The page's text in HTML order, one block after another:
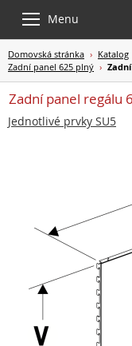
Menu
Domovská stránka › Katalog
Zadní panel 625 plný ›
Zadní panel regálu
Jednotlivé prvky SU5